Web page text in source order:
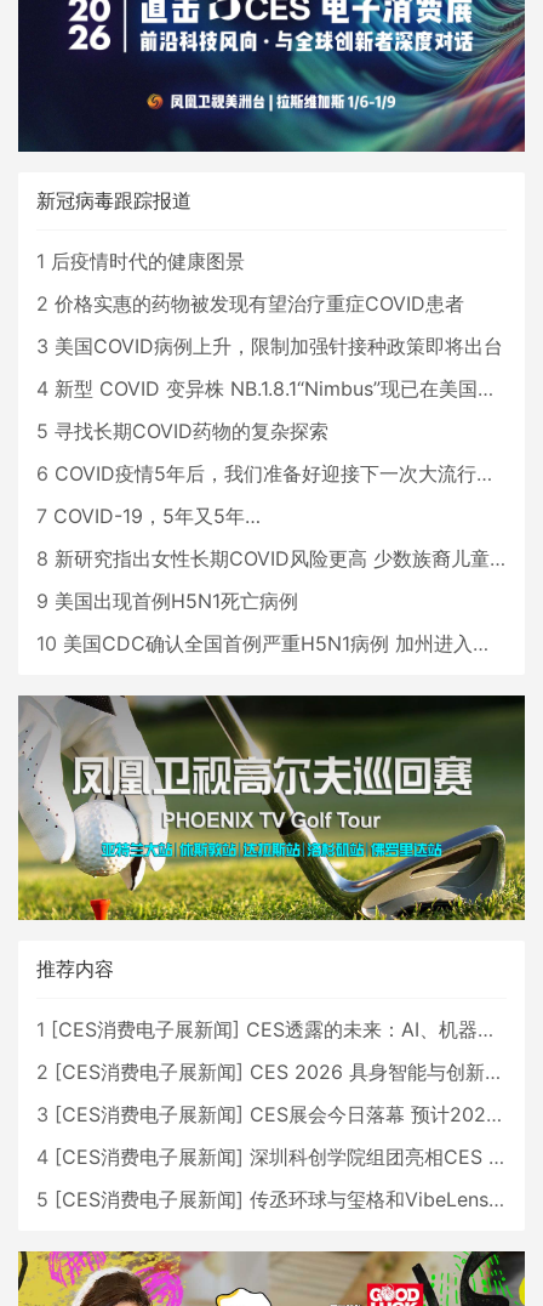
新冠病毒跟踪报道
1 后疫情时代的健康图景
2 价格实惠的药物被发现有望治疗重症COVID患者
3 美国COVID病例上升，限制加强针接种政策即将出台
4 新型 COVID 变异株 NB.1.8.1“Nimbus”现已在美国占据主导地位
5 寻找长期COVID药物的复杂探索
6 COVID疫情5年后，我们准备好迎接下一次大流行了吗？
7 COVID-19，5年又5年…
8 新研究指出女性长期COVID风险更高 少数族裔儿童存在差异
9 美国出现首例H5N1死亡病例
10 美国CDC确认全国首例严重H5N1病例 加州进入紧急状态
推荐内容
1 [CES消费电子展新闻] CES透露的未来：AI、机器人与智能生活大爆发
2 [CES消费电子展新闻] CES 2026 具身智能与创新领域 中国公司大放异彩
3 [CES消费电子展新闻] CES展会今日落幕 预计2026行业收入将超五千亿美元
4 [CES消费电子展新闻] 深圳科创学院组团亮相CES 广受好评
5 [CES消费电子展新闻] 传丞环球与玺格和VibeLens共同推出全新耳机